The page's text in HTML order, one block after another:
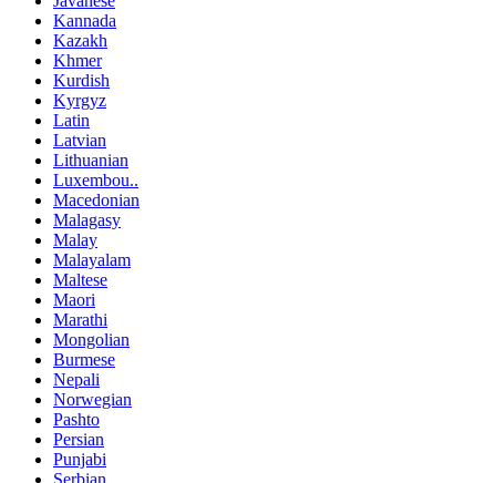
Kannada
Kazakh
Khmer
Kurdish
Kyrgyz
Latin
Latvian
Lithuanian
Luxembou..
Macedonian
Malagasy
Malay
Malayalam
Maltese
Maori
Marathi
Mongolian
Burmese
Nepali
Norwegian
Pashto
Persian
Punjabi
Serbian